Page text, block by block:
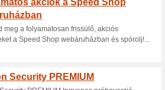
lévő kiválasztott
%